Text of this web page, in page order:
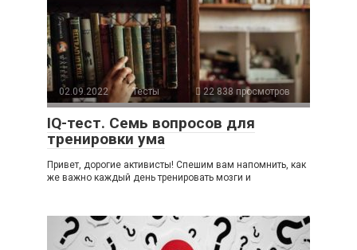
02.09.2022 Тесты 22 838 просмотров
IQ-тест. Семь вопросов для
тренировки ума
Привет, дорогие активисты! Спешим вам напомнить, как
же важно каждый день тренировать мозги и